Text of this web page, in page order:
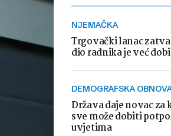
NJEMAČKA
Trgovački lanac
dio radnika je već
DEMOGRAFSKA
Država daje novac za
sve može dobiti
uvjetima